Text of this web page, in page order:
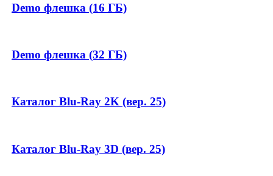
Demo флешка (16 ГБ)
Demo флешка (32 ГБ)
Каталог Blu-Ray 2K (вер. 25)
Каталог Blu-Ray 3D (вер. 25)